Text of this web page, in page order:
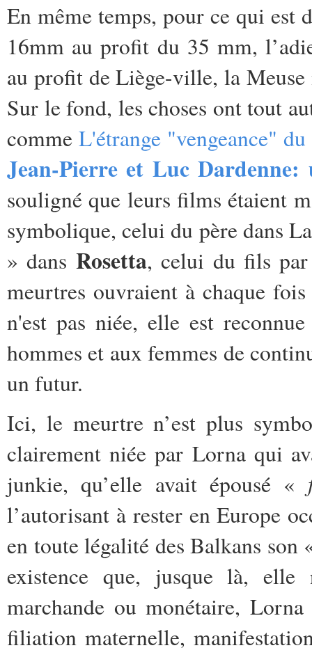
En même temps, pour ce qui est
16mm au profit du 35 mm,
au profit de Liège-ville, la Meuse
Sur le fond, les choses ont tout
commeL'étrange "vengeance"
Jean-Pierre et Luc Dardenne:
souligné que leurs films étaient
symbolique, celui du père dans
» dans Rosetta, celui du fils
meurtres ouvraient à chaque
n'est pas niée, elle est
hommes et aux femmes de
un futur.
Ici, le meurtre n’est plus
clairement niée par Lorna qui
junkie, qu’elle avait épousé «
l’autorisant à rester en Europe
en toute légalité des Balkans son
existence que, jusque là, elle
marchande ou monétaire,
filiation maternelle,